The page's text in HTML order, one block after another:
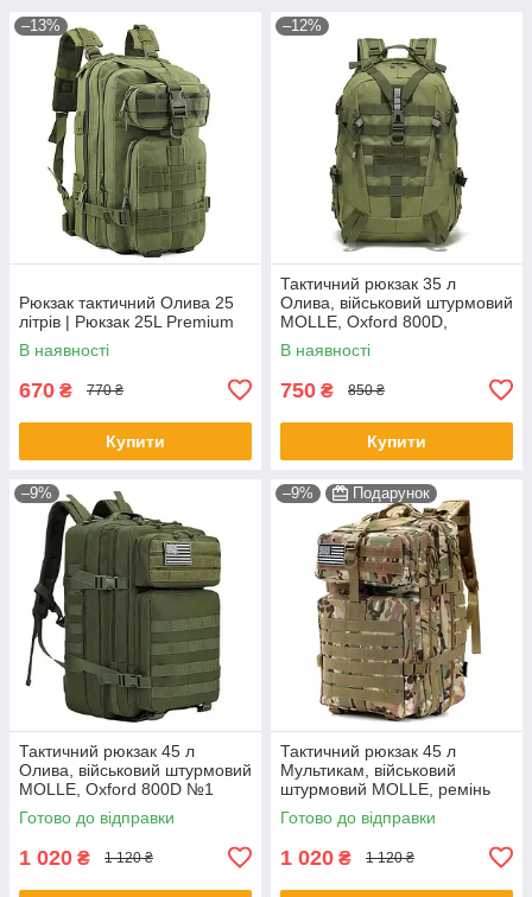
–13%
Рюкзак тактичний Олива 25
літрів | Рюкзак 25L Premium
В наявності
670 ₴ 770 ₴
Купити
–12%
Тактичний рюкзак 35 л
Олива, військовий штурмовий
MOLLE, Oxford 800D,
водовідштовхувальний, для
ЗСУ
В наявності
750 ₴ 850 ₴
Купити
–9%
Тактичний рюкзак 45 л
Олива, військовий штурмовий
MOLLE, Oxford 800D №1
Готово до відправки
1 020 ₴ 1 120 ₴
–9% Подарунок
Тактичний рюкзак 45 л
Мультикам, військовий
штурмовий MOLLE, ремінь
фіксації №2
Готово до відправки
1 020 ₴ 1 120 ₴